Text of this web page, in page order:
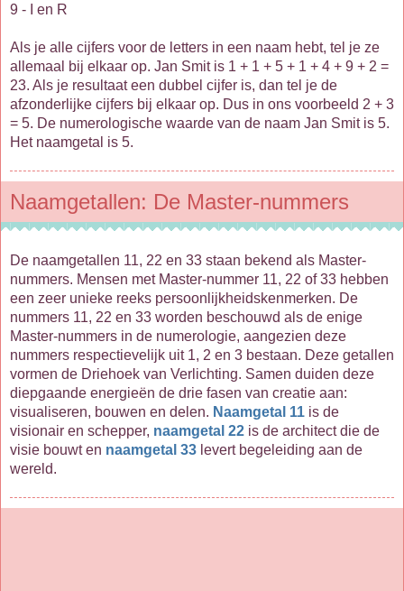
9 - I en R
Als je alle cijfers voor de letters in een naam hebt, tel je ze
allemaal bij elkaar op. Jan Smit is 1 + 1 + 5 + 1 + 4 + 9 + 2 =
23. Als je resultaat een dubbel cijfer is, dan tel je de
afzonderlijke cijfers bij elkaar op. Dus in ons voorbeeld 2 + 3
= 5. De numerologische waarde van de naam Jan Smit is 5.
Het naamgetal is 5.
Naamgetallen: De Master-nummers
De naamgetallen 11, 22 en 33 staan bekend als Master-
nummers. Mensen met Master-nummer 11, 22 of 33 hebben
een zeer unieke reeks persoonlijkheidskenmerken. De
nummers 11, 22 en 33 worden beschouwd als de enige
Master-nummers in de numerologie, aangezien deze
nummers respectievelijk uit 1, 2 en 3 bestaan. Deze getallen
vormen de Driehoek van Verlichting. Samen duiden deze
diepgaande energieën de drie fasen van creatie aan:
visualiseren, bouwen en delen. Naamgetal 11 is de
visionair en schepper, naamgetal 22 is de architect die de
visie bouwt en naamgetal 33 levert begeleiding aan de
wereld.